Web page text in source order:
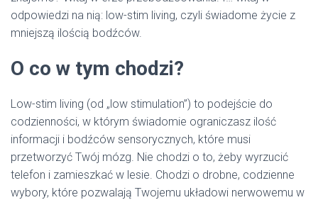
odpowiedzi na nią: low-stim living, czyli świadome życie z
mniejszą ilością bodźców.
O co w tym chodzi?
Low-stim living (od „low stimulation”) to podejście do
codzienności, w którym świadomie ograniczasz ilość
informacji i bodźców sensorycznych, które musi
przetworzyć Twój mózg. Nie chodzi o to, żeby wyrzucić
telefon i zamieszkać w lesie. Chodzi o drobne, codzienne
wybory, które pozwalają Twojemu układowi nerwowemu w